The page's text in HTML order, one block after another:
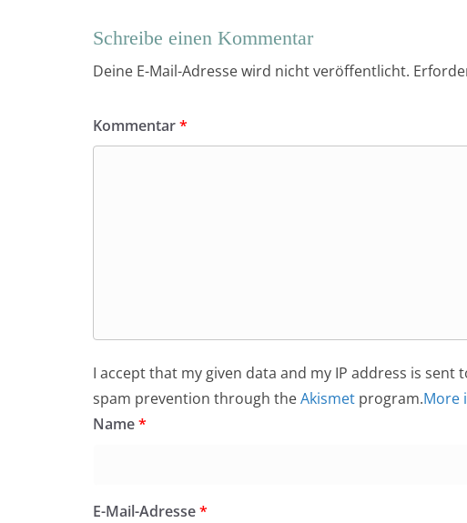
Schreibe einen Kommentar
Deine E-Mail-Adresse wird nicht veröffentlicht.
Kommentar*
I accept that my given data and my IP address is
spam prevention through theAkismet program.More
Name*
E-Mail-Adresse*